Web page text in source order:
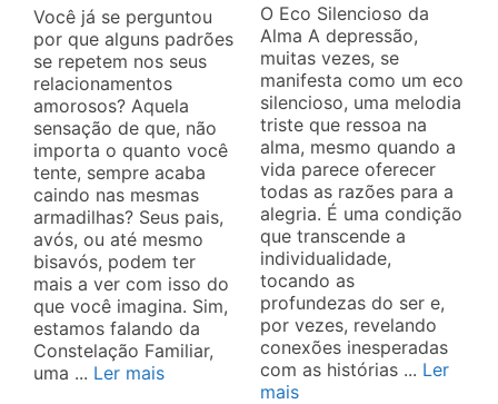
Você já se perguntou
por que alguns padrões
se repetem nos seus
relacionamentos
amorosos? Aquela
sensação de que, não
importa o quanto você
tente, sempre acaba
caindo nas mesmas
armadilhas? Seus pais,
avós, ou até mesmo
bisavós, podem ter
mais a ver com isso do
que você imagina. Sim,
estamos falando da
Constelação Familiar,
uma ... Ler mais
O Eco Silencioso da
Alma A depressão,
muitas vezes, se
manifesta como um eco
silencioso, uma melodia
triste que ressoa na
alma, mesmo quando a
vida parece oferecer
todas as razões para a
alegria. É uma condição
que transcende a
individualidade,
tocando as
profundezas do ser e,
por vezes, revelando
conexões inesperadas
com as histórias ... Ler
mais